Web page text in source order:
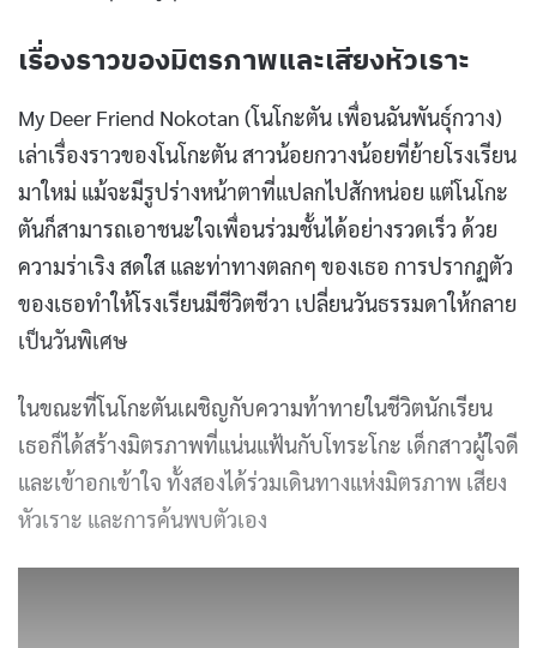
เรื่องราวของมิตรภาพและเสียงหัวเราะ
My Deer Friend Nokotan (โนโกะตัน เพื่อนฉันพันธุ์กวาง)
เล่าเรื่องราวของโนโกะตัน สาวน้อยกวางน้อยที่ย้ายโรงเรียน
มาใหม่ แม้จะมีรูปร่างหน้าตาที่แปลกไปสักหน่อย แต่โนโกะ
ตันก็สามารถเอาชนะใจเพื่อนร่วมชั้นได้อย่างรวดเร็ว ด้วย
ความร่าเริง สดใส และท่าทางตลกๆ ของเธอ การปรากฏตัว
ของเธอทำให้โรงเรียนมีชีวิตชีวา เปลี่ยนวันธรรมดาให้กลาย
เป็นวันพิเศษ
ในขณะที่โนโกะตันเผชิญกับความท้าทายในชีวิตนักเรียน
เธอก็ได้สร้างมิตรภาพที่แน่นแฟ้นกับโทระโกะ เด็กสาวผู้ใจดี
และเข้าอกเข้าใจ ทั้งสองได้ร่วมเดินทางแห่งมิตรภาพ เสียง
หัวเราะ และการค้นพบตัวเอง